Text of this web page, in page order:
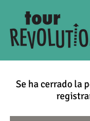
Se ha cerrado la